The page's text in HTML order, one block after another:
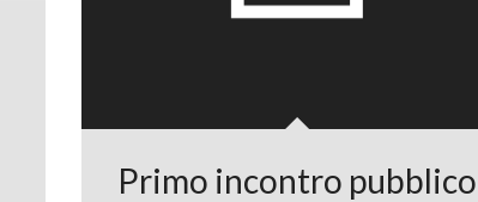
Primo incontro pubblico